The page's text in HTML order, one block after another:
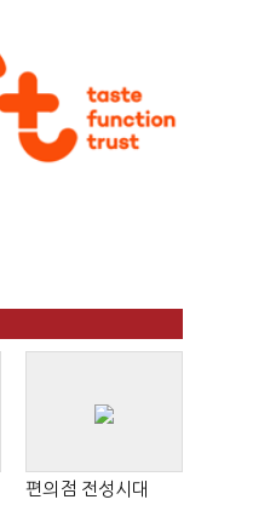
편의점 전성시대